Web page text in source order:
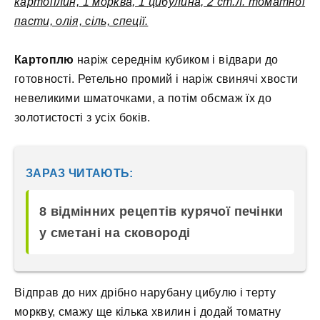
пасти, олія, сіль, спеції.
Картоплю наріж середнім кубиком і відвари до
готовності. Ретельно промий і наріж свинячі хвости
невеликими шматочками, а потім обсмаж їх до
золотистості з усіх боків.
ЗАРАЗ ЧИТАЮТЬ:
8 відмінних рецептів курячої печінки
у сметані на сковороді
Відправ до них дрібно нарубану цибулю і терту
моркву, смажу ще кілька хвилин і додай томатну